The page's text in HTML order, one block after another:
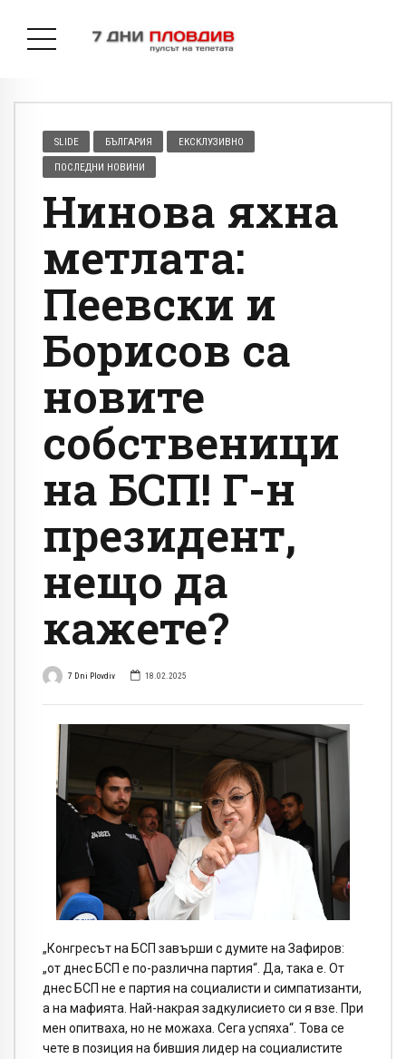
SLIDE БЪЛГАРИЯ ЕКСКЛУЗИВНО
ПОСЛЕДНИ НОВИНИ
Нинова яхна
метлата:
Пеевски и
Борисов са
новите
собственици
на БСП! Г-н
президент,
нещо да
кажете?
7 Dni Plovdiv 18.02.2025
„Конгресът на БСП завърши с думите на Зафиров:
„от днес БСП е по-различна партия“. Да, така е. От
днес БСП не е партия на социалисти и симпатизанти,
а на мафията. Най-накрая задкулисието си я взе. При
мен опитваха, но не можаха. Сега успяха“. Това се
чете в позиция на бившия лидер на социалистите